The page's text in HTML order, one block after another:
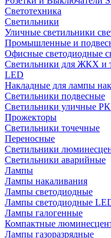
Светотехника
Светильники
Уличные светильники
Промышленные и
Офисные светодиодные
Светильники для ЖКХ и
LED
Накладные для лампы
Светильники подвесные
Светильники уличные
Прожекторы
Cветильники точечные
Переносные
Светильники
Светильники аварийные
Лампы
Лампы накаливания
Лампы светодиодные
Лампы светодиодные
Лампы галогенные
Компактные
Лампы газоразрядные